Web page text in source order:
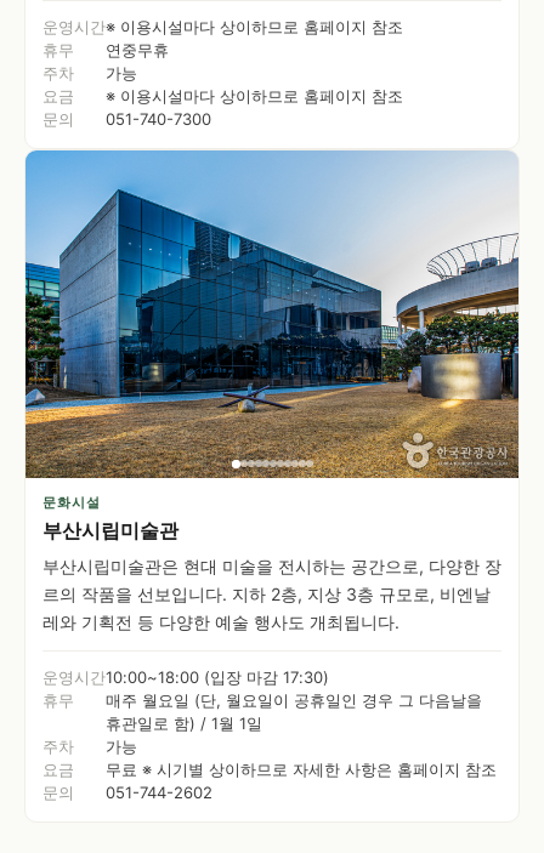
운영시간※ 이용시설마다 상이하므로 홈페이지 참조
휴무
연중무휴
주차
가능
요금
※ 이용시설마다 상이하므로 홈페이지 참조
문의
051-740-7300
문화시설
부산시립미술관
부산시립미술관은 현대 미술을 전시하는 공간으로, 다양한 장
르의 작품을 선보입니다. 지하 2층, 지상 3층 규모로, 비엔날
레와 기획전 등 다양한 예술 행사도 개최됩니다.
운영시간10:00~18:00 (입장 마감 17:30)
휴무
매주 월요일 (단, 월요일이 공휴일인 경우 그 다음날을
휴관일로 함) / 1월 1일
주차
가능
요금
무료 ※ 시기별 상이하므로 자세한 사항은 홈페이지 참조
문의
051-744-2602